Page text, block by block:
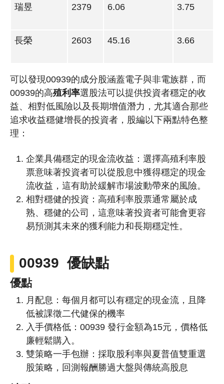
瑞昱 2379 6.06 3.75
長榮 2603 45.16 3.66
可以發現00939的成分股涵蓋電子與非電族群，而
00939的高殖利率選股法可以提供投資者穩定的收
益、相對低風險以及長期增值潛力，尤其適合那些
追求收益穩健增長的投資者，股編以下兩點特色整
理：
企業具備穩定的現金流收益：選擇高殖利率股
票意味著投資者可以從股息中獲得穩定的現金
流收益，這有助於緩解市場波動帶來的風險。
相對穩健的投資：高殖利率股票通常屬於成
熟、穩健的公司，這意味著投資者可能會更容
易預測其未來的獲利能力和長期穩定性。
00939 優缺點
優點
月配息：每個月都可以有穩定的現金流，且降
低被課徵二代健保的機率
入手價格低：00939 發行金額為15元，價格低
廉輕鬆購入。
雙策略一手包辦：採取股利率與夏普值雙重選
股策略，回測報酬勝過大盤與傳統高股息